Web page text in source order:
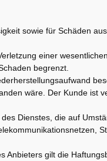
sowie für Schäden
einer
begrenzt.
wäre. Der Kunde ist
Dienstes, die auf
Anbieters gilt die